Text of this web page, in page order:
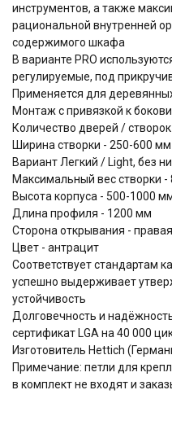
инструментов, а также
рациональной внутренней
содержимого шкафа
В варианте PRO
регулируемые, под
Применяется для
Монтаж с привязкой к
Количество дверей /
Ширина створки - 250-600 мм
Вариант Легкий / Light, без
Максимальный вес створки -
Высота корпуса - 500-1000
Длина профиля - 1200 мм
Сторона открывания - правая
Цвет - антрацит
Соответствует стандартам
успешно выдерживает
устойчивость
Долговечность и
сертификат LGA на 40 000
Изготовитель Hettich
Примечание: петли для
в комплект не входят и